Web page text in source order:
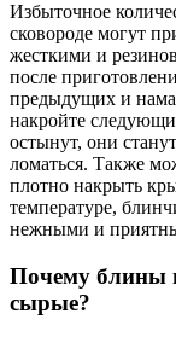
Избыточное
сковороде могут
жесткими и
после
предыдущих и
накройте
остынут, они
ломаться. Также
плотно накрыть
температуре,
нежными и
Почему блины
сырые?